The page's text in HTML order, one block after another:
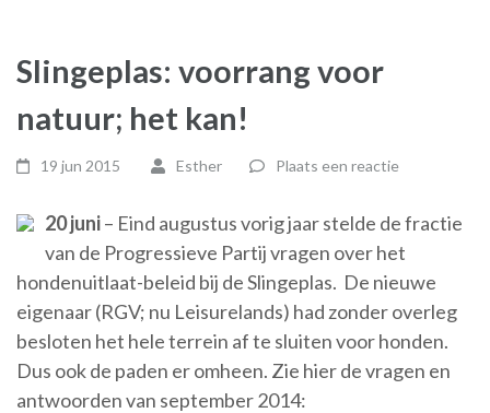
Slingeplas: voorrang voor
natuur; het kan!
19 jun 2015 Esther Plaats een reactie
20 juni– Eind augustus vorig jaar stelde de fractie
van de Progressieve Partij vragen over het
hondenuitlaat-beleid bij de Slingeplas. De nieuwe
eigenaar (RGV; nu Leisurelands) had zonder overleg
besloten het hele terrein af te sluiten voor honden.
Dus ook de paden er omheen. Zie hier de vragen en
antwoorden van september 2014: